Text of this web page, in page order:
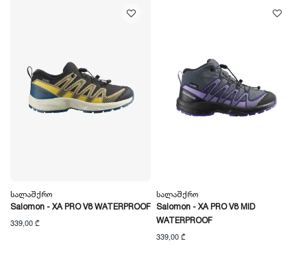
Სალაშქრო
Salomon - XA PRO V8 WATERPROOF
339,00 ₾
Სალაშქრო
Salomon - XA PRO V8 MID
WATERPROOF
339,00 ₾